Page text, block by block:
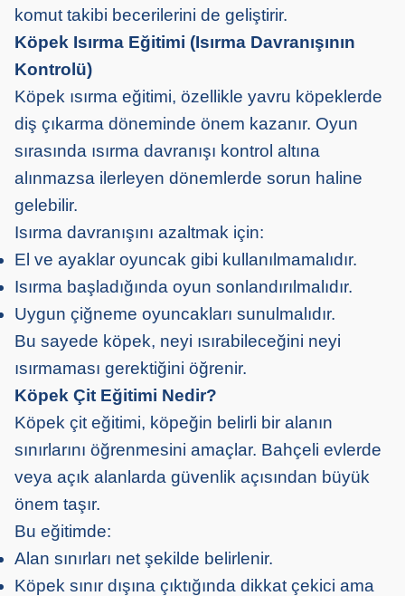
komut takibi becerilerini de geliştirir.
Köpek Isırma Eğitimi (Isırma Davranışının
Kontrolü)
Köpek ısırma eğitimi, özellikle yavru köpeklerde
diş çıkarma döneminde önem kazanır. Oyun
sırasında ısırma davranışı kontrol altına
alınmazsa ilerleyen dönemlerde sorun haline
gelebilir.
Isırma davranışını azaltmak için:
El ve ayaklar oyuncak gibi kullanılmamalıdır.
Isırma başladığında oyun sonlandırılmalıdır.
Uygun çiğneme oyuncakları sunulmalıdır.
Bu sayede köpek, neyi ısırabileceğini neyi
ısırmaması gerektiğini öğrenir.
Köpek Çit Eğitimi Nedir?
Köpek çit eğitimi, köpeğin belirli bir alanın
sınırlarını öğrenmesini amaçlar. Bahçeli evlerde
veya açık alanlarda güvenlik açısından büyük
önem taşır.
Bu eğitimde:
Alan sınırları net şekilde belirlenir.
Köpek sınır dışına çıktığında dikkat çekici ama